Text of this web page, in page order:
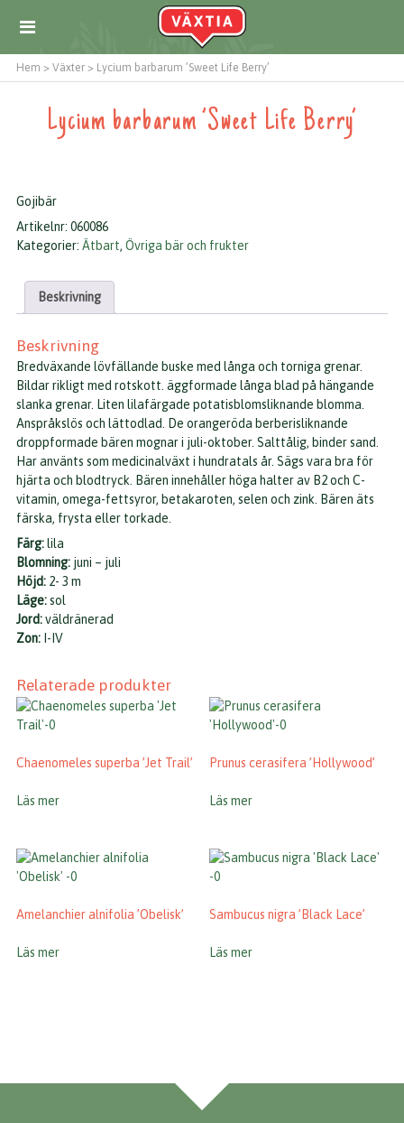
Hem > Växter > Lycium barbarum ’Sweet Life Berry’
Lycium barbarum ’Sweet Life Berry’
Gojibär
Artikelnr: 060086
Kategorier: Ätbart, Övriga bär och frukter
Beskrivning
Beskrivning
Bredväxande lövfällande buske med långa och torniga grenar.
Bildar rikligt med rotskott. äggformade långa blad på hängande
slanka grenar. Liten lilafärgade potatisblomsliknande blomma.
Anspråkslös och lättodlad. De orangeröda berberisliknande
droppformade bären mognar i juli-oktober. Salttålig, binder sand.
Har använts som medicinalväxt i hundratals år. Sägs vara bra för
hjärta och blodtryck. Bären innehåller höga halter av B2 och C-
vitamin, omega-fettsyror, betakaroten, selen och zink. Bären äts
färska, frysta eller torkade.
Färg: lila
Blomning: juni – juli
Höjd: 2- 3 m
Läge:sol
Jord:väldränerad
Zon: I-IV
Relaterade produkter
Chaenomeles superba ’Jet Trail’
Läs mer
Prunus cerasifera ’Hollywood’
Läs mer
Amelanchier alnifolia ’Obelisk’
Läs mer
Sambucus nigra ’Black Lace’
Läs mer